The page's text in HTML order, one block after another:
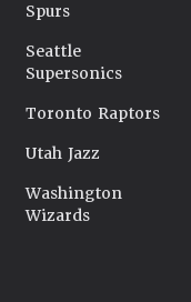
Spurs
Seattle
Supersonics
Toronto Raptors
Utah Jazz
Washington
Wizards